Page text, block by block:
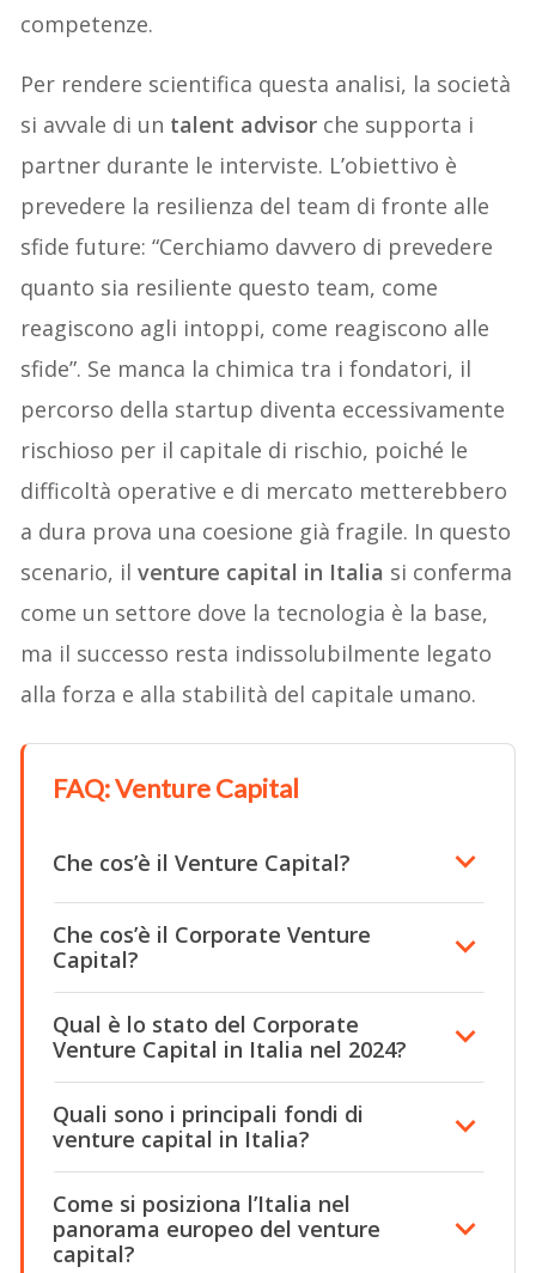
competenze.
Per rendere scientifica questa analisi, la società
si avvale di un talent advisor che supporta i
partner durante le interviste. L’obiettivo è
prevedere la resilienza del team di fronte alle
sfide future: “Cerchiamo davvero di prevedere
quanto sia resiliente questo team, come
reagiscono agli intoppi, come reagiscono alle
sfide”. Se manca la chimica tra i fondatori, il
percorso della startup diventa eccessivamente
rischioso per il capitale di rischio, poiché le
difficoltà operative e di mercato metterebbero
a dura prova una coesione già fragile. In questo
scenario, ilventure capital in Italia si conferma
come un settore dove la tecnologia è la base,
ma il successo resta indissolubilmente legato
alla forza e alla stabilità del capitale umano.
FAQ: Venture Capital
Che cos’è il Venture Capital?
Che cos’è il Corporate Venture
Capital?
Qual è lo stato del Corporate
Venture Capital in Italia nel 2024?
Quali sono i principali fondi di
venture capital in Italia?
Come si posiziona l’Italia nel
panorama europeo del venture
capital?